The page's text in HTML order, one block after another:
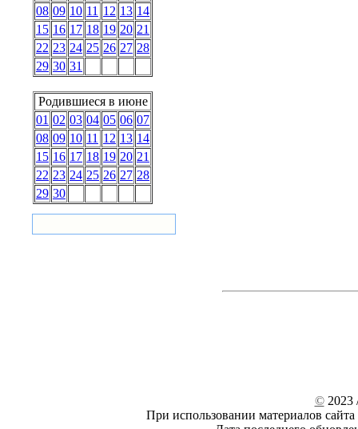
08 09 10 11 12 13 14
15 16 17 18 19 20 21
22 23 24 25 26 27 28
29 30 31
Родившиеся в июне
01 02 03 04 05 06 07
08 09 10 11 12 13 14
15 16 17 18 19 20 21
22 23 24 25 26 27 28
29 30
©2023
При использовании материалов